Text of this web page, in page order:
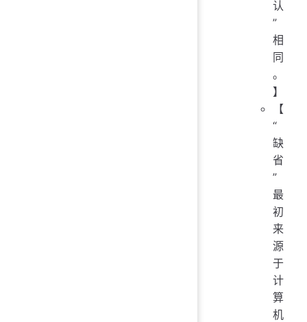
认
”
相
同
。
】
【
“
缺
省
”
最
初
来
源
于
计
算
机